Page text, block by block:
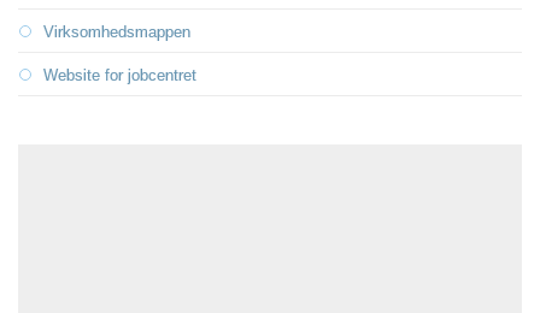
13.11:
Virksomhedsmappen
13.12:
Website for jobcentret